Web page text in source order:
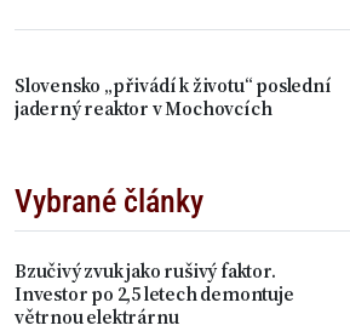
Slovensko „přivádí k životu“ poslední
jaderný reaktor v Mochovcích
Vybrané články
Bzučivý zvuk jako rušivý faktor.
Investor po 2,5 letech demontuje
větrnou elektrárnu